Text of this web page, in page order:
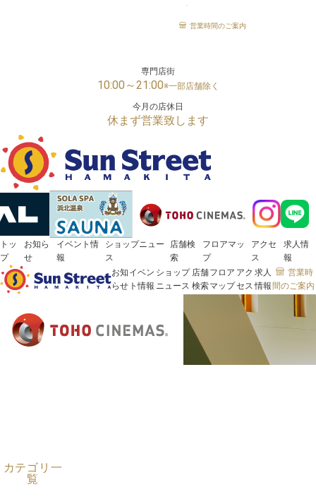
営業時間のご案内
専門店街
10:00～21:00※一部店舗除く
今月の店休日
休まず営業致します
トッ
プ
お知ら
せ
イベント情
報
ショップニュー
ス
店舗検
索
フロアマッ
プ
アクセ
ス
求人情
報
お知
らせ
イベン
ト情報
ショップ
ニュース
店舗
検索
フロア
マップ
アク
セス
求人
情報
営業時
間のご案内
カテゴリ一
覧